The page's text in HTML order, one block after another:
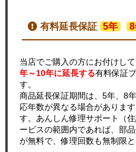
有料延長保証 5年
当店でご購入の方にお付けし
年～10年に延長する有料保証
す。
商品延長保証期間は、5年、8
応年数が異なる場合がありま
す。あんしん修理サポート（
ービスの範囲内であれば、部
が無料で、修理回数も無制限と